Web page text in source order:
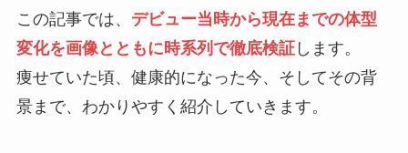
この記事では、 デビュー当時から現在までの体型
変化を画像とともに時系列で徹底検証します。
痩せていた頃、健康的になった今、そしてその背
景まで、わかりやすく紹介していきます。